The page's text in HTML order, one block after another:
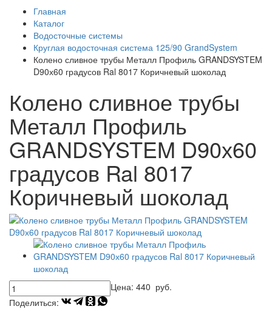
Главная
Каталог
Водосточные системы
Круглая водосточная система 125/90 GrandSystem
Колено сливное трубы Металл Профиль GRANDSYSTEM
D90х60 градусов Ral 8017 Коричневый шоколад
Колено сливное трубы
Металл Профиль
GRANDSYSTEM D90х60
градусов Ral 8017
Коричневый шоколад
Цена: 440 руб.
Поделиться: